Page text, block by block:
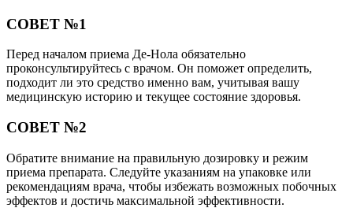
СОВЕТ №1
Перед началом приема Де-Нола обязательно
проконсультируйтесь с врачом. Он поможет определить,
подходит ли это средство именно вам, учитывая вашу
медицинскую историю и текущее состояние здоровья.
СОВЕТ №2
Обратите внимание на правильную дозировку и режим
приема препарата. Следуйте указаниям на упаковке или
рекомендациям врача, чтобы избежать возможных побочных
эффектов и достичь максимальной эффективности.